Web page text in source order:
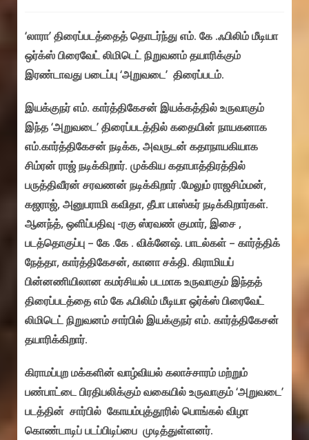
‘லாரா’ திரைப்படத்தைத் தொடர்ந்து எம். கே .ஃபிலிம் மீடியா
ஒர்க்ஸ் பிரைவேட் லிமிடெட் நிறுவனம் தயாரிக்கும்
இரண்டாவது படைப்பு ‘அறுவடை’ திரைப்படம்.
இயக்குநர் எம். கார்த்திகேசன் இயக்கத்தில் உருவாகும்
இந்த ‘அறுவடை’ திரைப்படத்தில் கதையின் நாயகனாக
எம்.கார்த்திகேசன் நடிக்க, அவருடன் கதாநாயகியாக
சிம்ரன் ராஜ் நடிக்கிறார். முக்கிய கதாபாத்திரத்தில்
பருத்திவீரன் சரவணன் நடிக்கிறார் .மேலும் ராஜசிம்மன்,
கஜராஜ், அனுபராமி கவிதா, தீபா பாஸ்கர் நடிக்கிறார்கள்.
ஆனந்த், ஒளிப்பதிவு -ரகு ஸ்ரவண் குமார், இசை ,
படத்தொகுப்பு – கே .கே . விக்னேஷ். பாடல்கள் – கார்த்திக்
நேத்தா, கார்த்திகேசன், கானா சக்தி. கிராமியப்
பின்னணியிலான கமர்சியல் படமாக உருவாகும் இந்தத்
திரைப்படத்தை எம் கே ஃபிலிம் மீடியா ஒர்க்ஸ் பிரைவேட்
லிமிடெட் நிறுவனம் சார்பில் இயக்குநர் எம். கார்த்திகேசன்
தயாரிக்கிறார்.
கிராமப்புற மக்களின் வாழ்வியல் கலாச்சாரம் மற்றும்
பண்பாட்டை பிரதிபலிக்கும் வகையில் உருவாகும் ‘அறுவடை’
படத்தின் சார்பில் கோயம்புத்தூரில் பொங்கல் விழா
கொண்டாடிப் படப்பிடிப்பை முடித்துள்ளனர்.